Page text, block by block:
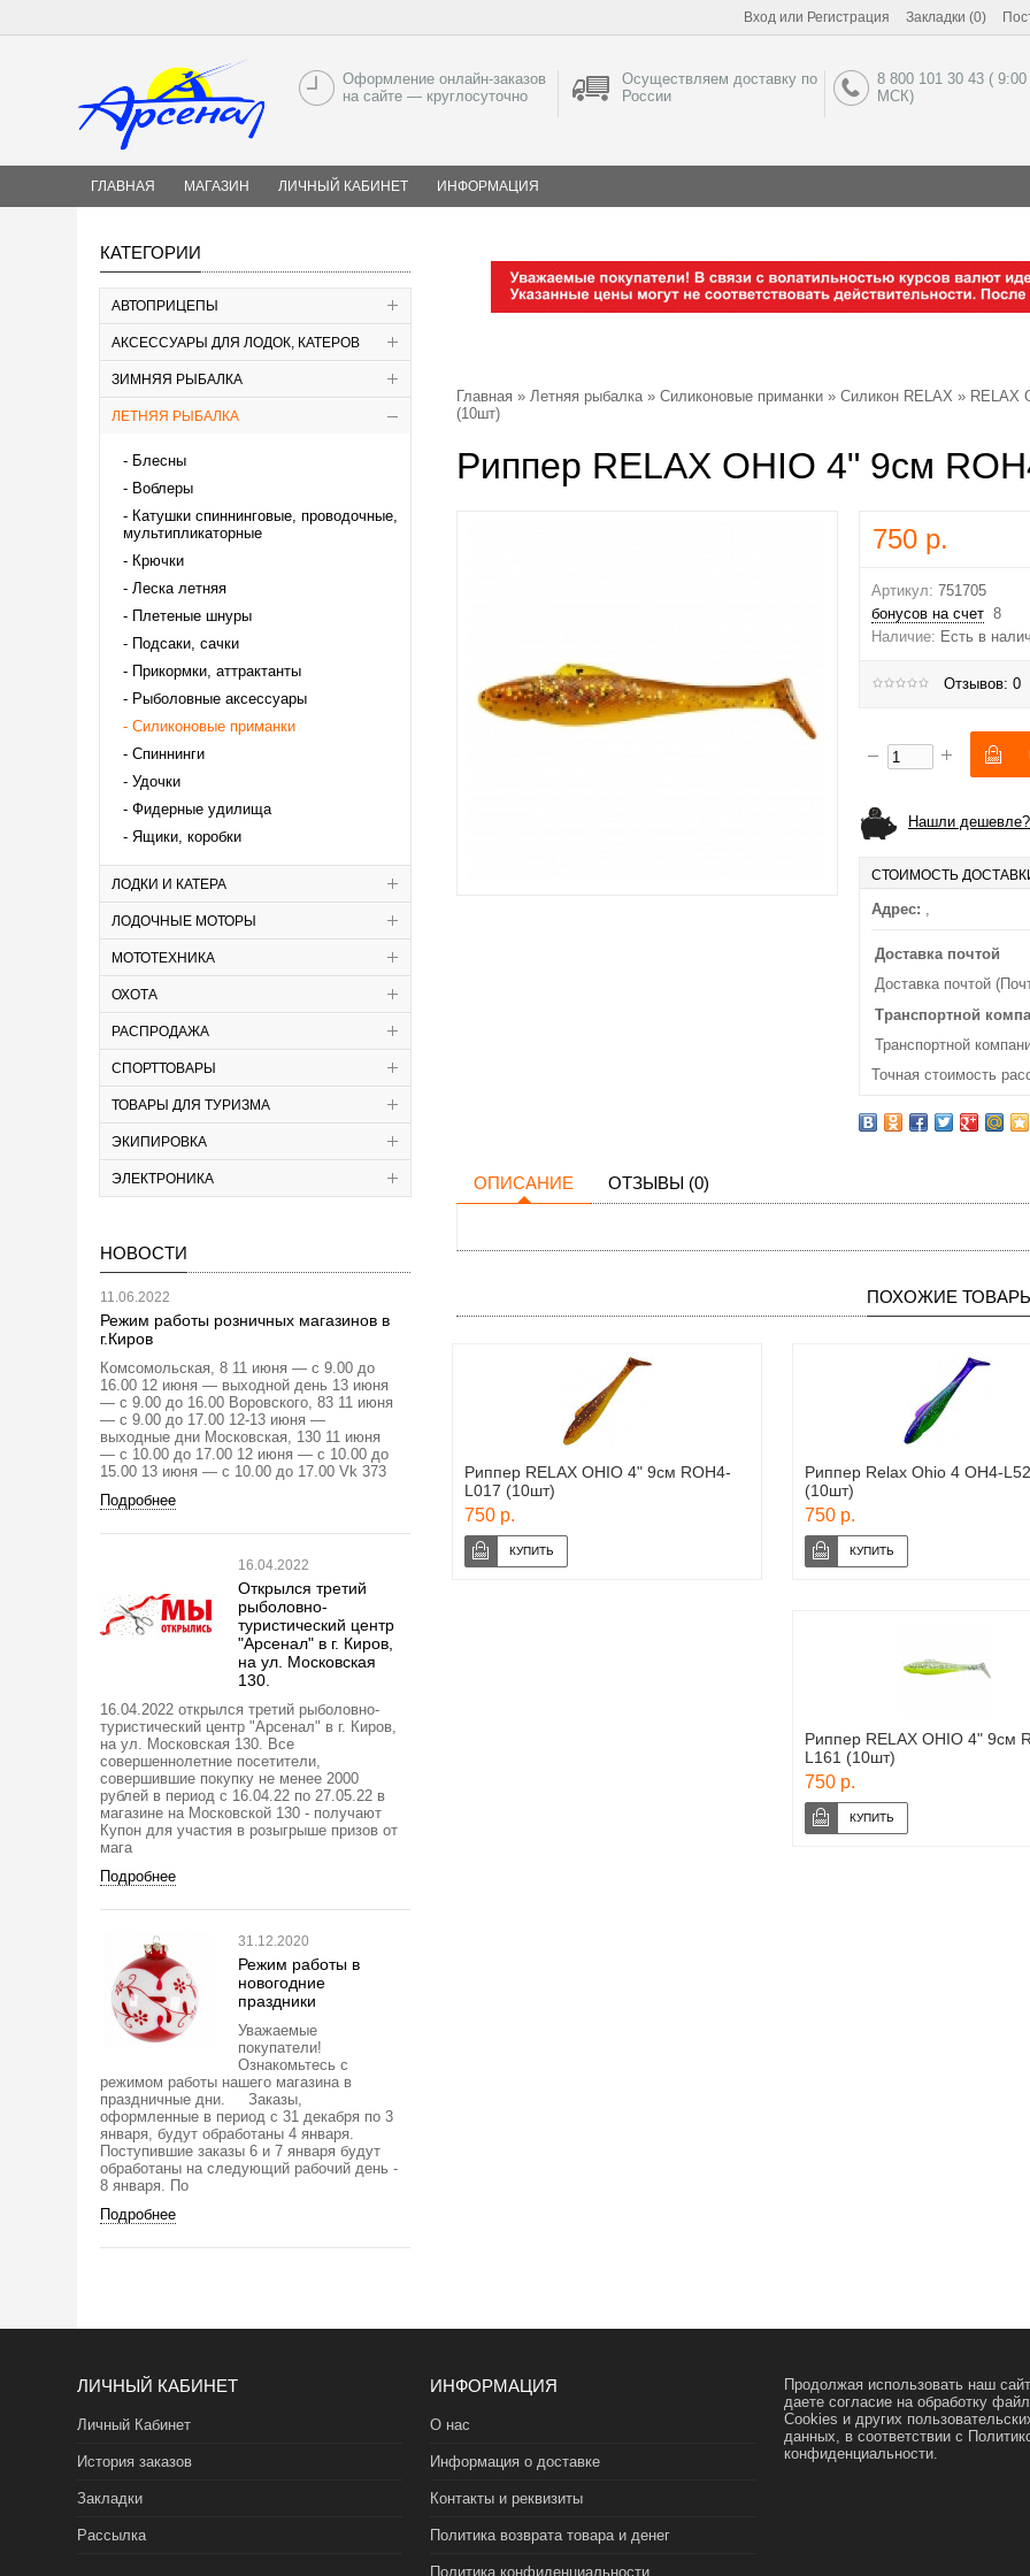
Вход или Регистрация Закладки (0)
Оформление онлайн-заказов
на сайте — круглосуточно
Осуществляем доставку по
России
8 800 101 30 43 (
МСК)
ГЛАВНАЯ МАГАЗИН ЛИЧНЫЙ КАБИНЕТ ИНФОРМАЦИЯ
КАТЕГОРИИ
АВТОПРИЦЕПЫ
АКСЕССУАРЫ ДЛЯ ЛОДОК, КАТЕРОВ
ЗИМНЯЯ РЫБАЛКА
ЛЕТНЯЯ РЫБАЛКА
Блесны
Воблеры
Катушки спиннинговые, проводочные,
мультипликаторные
Крючки
Леска летняя
Плетеные шнуры
Подсаки, сачки
Прикормки, аттрактанты
Рыболовные аксессуары
Силиконовые приманки
Спиннинги
Удочки
Фидерные удилища
Ящики, коробки
ЛОДКИ И КАТЕРА
ЛОДОЧНЫЕ МОТОРЫ
МОТОТЕХНИКА
ОХОТА
РАСПРОДАЖА
СПОРТТОВАРЫ
ТОВАРЫ ДЛЯ ТУРИЗМА
ЭКИПИРОВКА
ЭЛЕКТРОНИКА
НОВОСТИ
11.06.2022
Режим работы розничных магазинов в
г.Киров
Комсомольская, 8 11 июня — с 9.00 до
16.00 12 июня — выходной день 13 июня
— с 9.00 до 16.00 Воровского, 83 11 июня
— с 9.00 до 17.00 12-13 июня —
выходные дни Московская, 130 11 июня
— с 10.00 до 17.00 12 июня — с 10.00 до
15.00 13 июня — с 10.00 до 17.00 Vk 373
Подробнее
16.04.2022
Открылся третий
рыболовно-
туристический центр
"Арсенал" в г. Киров,
на ул. Московская
130.
16.04.2022 открылся третий рыболовно-
туристический центр "Арсенал" в г. Киров,
на ул. Московская 130. Все
совершеннолетние посетители,
совершившие покупку не менее 2000
рублей в период с 16.04.22 по 27.05.22 в
магазине на Московской 130 - получают
Купон для участия в розыгрыше призов от
мага
Подробнее
31.12.2020
Режим работы в
новогодние
праздники
Уважаемые
покупатели!
Ознакомьтесь с
режимом работы нашего магазина в
праздничные дни. Заказы,
оформленные в период с 31 декабря по 3
января, будут обработаны 4 января.
Поступившие заказы 6 и 7 января будут
обработаны на следующий рабочий день -
8 января. По
Подробнее
Главная » Летняя рыбалка» Силиконовые приманки » Силикон RELAX » RELAX
(10шт)
Риппер RELAX OHIO 4" 9см
750 р.
Артикул: 751705
бонусов на счет 8
Наличие: Есть в
Отзывов: 0
Нашли дешевле?
СТОИМОСТЬ
Адрес: ,
Доставка почтой
Доставка почтой
Транспортной
Транспортной
Точная стоимость
ОПИСАНИЕ ОТЗЫВЫ (0)
ПОХОЖИЕ
Риппер RELAX OHIO 4" 9см ROH4-
L017 (10шт)
750 р.
Риппер Relax Ohio 4 OH4-
(10шт)
750 р.
Риппер RELAX OHIO 4" 9см
L161 (10шт)
750 р.
ЛИЧНЫЙ КАБИНЕТ
Личный Кабинет
История заказов
Закладки
Рассылка
ИНФОРМАЦИЯ
О нас
Информация о доставке
Контакты и реквизиты
Политика возврата товара и денег
Политика конфиденциальности
Продолжая использовать наш
даете согласие на обработку
Cookies и других
данных, в соответствии с
конфиденциальности.